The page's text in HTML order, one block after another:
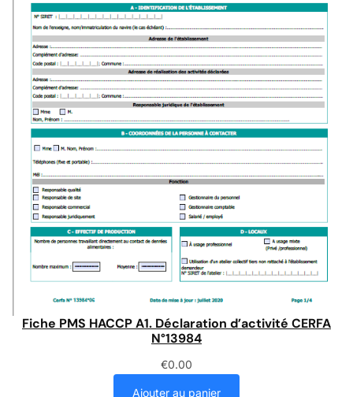
Fiche PMS HACCP A1. Déclaration d’activité CERFA
N°13984
€0.00
Ajouter au panier